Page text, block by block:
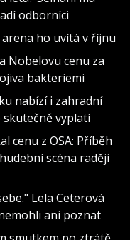
odborníci
ho uvítá v říjnu
Nobelovu cenu za
bakteriemi
nabízí i zahradní
skutečně vyplatí
cenu z OSA: Příběh
scéna raději
Lela Ceterová
ani poznat